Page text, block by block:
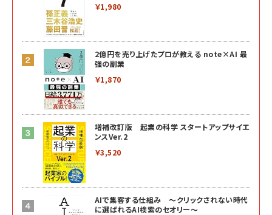
￥1,980
2億円を売り上げたプロが教える note×AI 最
強の副業
￥1,870
増補改訂版 起業の科学 スタートアップサイエ
ンスVer.2
￥3,520
AIで集客する仕組み ～クリックされない時代
に選ばれるAI検索のセオリー～